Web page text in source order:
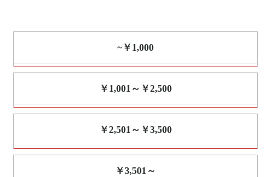
~￥1,000
￥1,001～￥2,500
￥2,501～￥3,500
￥3,501～